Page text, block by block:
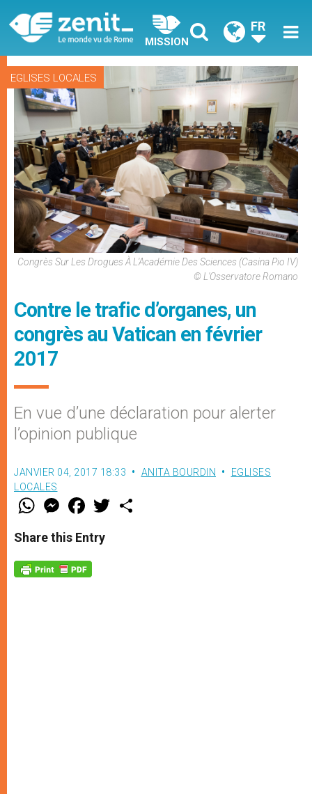
MISSION
FR
EGLISES LOCALES
Congrès Sur Les Drogues À L'Académie Des Sciences (Casina Pio IV)
© L'Osservatore Romano
Contre le trafic d’organes, un
congrès au Vatican en février
2017
En vue d’une déclaration pour alerter
l’opinion publique
JANVIER 04, 2017 18:33 ANITA BOURDIN
EGLISES
LOCALES
W
t
s
p
p
M
e
s
e
g
e
F
a
e
b
o
k
w
Share this Entry